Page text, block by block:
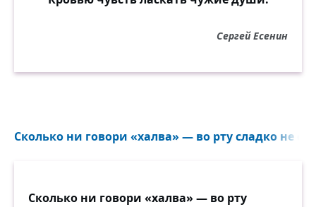
Сергей Есенин
Сколько ни говори «халва» — во рту сладко не
Сколько ни говори «халва» — во рту